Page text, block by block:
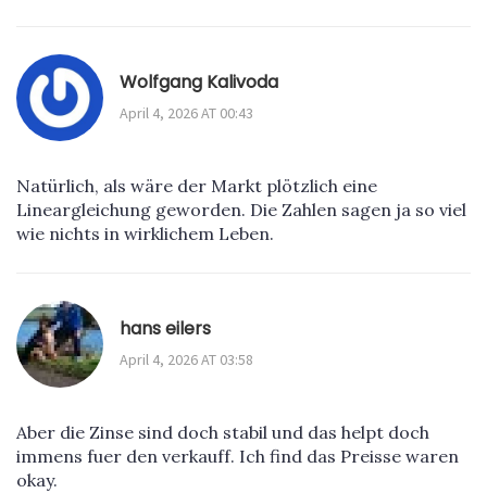
Wolfgang Kalivoda
April 4, 2026 AT 00:43
Natürlich, als wäre der Markt plötzlich eine
Lineargleichung geworden. Die Zahlen sagen ja so viel
wie nichts in wirklichem Leben.
hans eilers
April 4, 2026 AT 03:58
Aber die Zinse sind doch stabil und das helpt doch
immens fuer den verkauff. Ich find das Preisse waren
okay.